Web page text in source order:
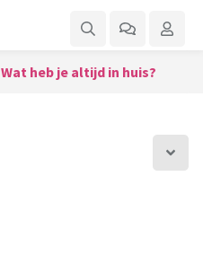
Wat heb je altijd in huis?